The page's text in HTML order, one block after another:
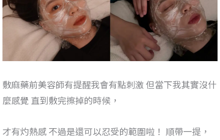
敷麻藥前美容師有提醒我會有點刺激 但當下我其實沒什
麼感覺 直到敷完擦掉的時候，
才有灼熱感 不過是還可以忍受的範圍啦！ 順帶一提，